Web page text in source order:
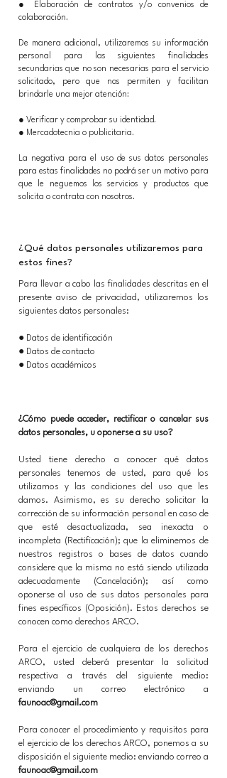
● Elaboración de contratos y/o convenios de
colaboración.
De manera adicional, utilizaremos su información
personal para las siguientes finalidades
secundarias que no son necesarias para el servicio
solicitado, pero que nos permiten y facilitan
brindarle una mejor atención:
● Verificar y comprobar su identidad.
● Mercadotecnia o publicitaria.
La negativa para el uso de sus datos personales
para estas finalidades no podrá ser un motivo para
que le neguemos los servicios y productos que
solicita o contrata con nosotros.
¿Qué datos personales utilizaremos para
estos fines?
Para llevar a cabo las finalidades descritas en el
presente aviso de privacidad, utilizaremos los
siguientes datos personales:
● Datos de identificación
● Datos de contacto
● Datos académicos
​¿Cómo puede acceder, rectificar o cancelar sus
datos personales, u oponerse a su uso?
Usted tiene derecho a conocer qué datos
personales tenemos de usted, para qué los
utilizamos y las condiciones del uso que les
damos. Asimismo, es su derecho solicitar la
corrección de su información personal en caso de
que esté desactualizada, sea inexacta o
incompleta (Rectificación); que la eliminemos de
nuestros registros o bases de datos cuando
considere que la misma no está siendo utilizada
adecuadamente (Cancelación); así como
oponerse al uso de sus datos personales para
fines específicos (Oposición). Estos derechos se
conocen como derechos ARCO.
Para el ejercicio de cualquiera de los derechos
ARCO, usted deberá presentar la solicitud
respectiva a través del siguiente medio:
enviando un correo electrónico a
faunoac@gmail.com
Para conocer el procedimiento y requisitos para
el ejercicio de los derechos ARCO, ponemos a su
disposición el siguiente medio: enviando correo a
faunoac@gmail.com